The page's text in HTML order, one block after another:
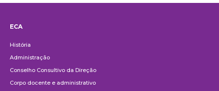
ECA
História
Administração
Conselho Consultivo da Direção
Corpo docente e administrativo